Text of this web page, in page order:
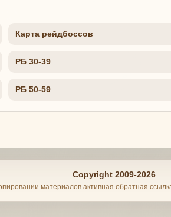
Карта рейдбоссов
РБ 30-39
РБ 50-59
Copyright 2009-2026
материалов активная обратная